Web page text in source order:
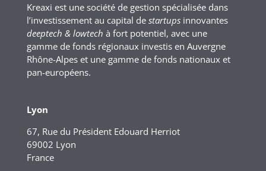
Kreaxi est une société de gestion spécialisée dans
l’investissement au capital de startupsinnovantes
deeptech & lowtech à fort potentiel, avec une
gamme de fonds régionaux investis en Auvergne
Rhône-Alpes et une gamme de fonds nationaux et
pan-européens.
Lyon
67, Rue du Président Edouard Herriot
69002 Lyon
France